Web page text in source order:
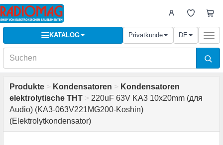
KATALOG Privatkunde DE
Produkte > Kondensatoren > Kondensatoren
elektrolytische THT > 220uF 63V KA3 10x20mm (для
Audio) (KA3-063V221MG200-Koshin)
(Elektrolytkondensator)